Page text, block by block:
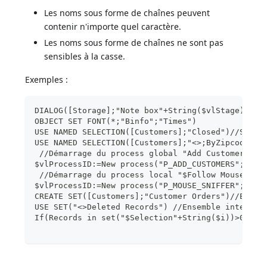
Les noms sous forme de chaînes peuvent
contenir n'importe quel caractère.
Les noms sous forme de chaînes ne sont pas
sensibles à la casse.
Exemples :
DIALOG([Storage];"Note box"+String($vlStage))
OBJECT SET FONT(*;"Binfo";"Times")
USE NAMED SELECTION([Customers];"Closed")//
USE NAMED
//Démarrage du process global "Add Customers"
$vlProcessID:=New
//Démarrage du process local "$Follow Mouse
$vlProcessID:=New
CREATE SET([Customers];"Customer Orders")//
USE SET("<>Deleted Records") //Ensemble
If(Records in set("$Selection"+String($i))>0) //